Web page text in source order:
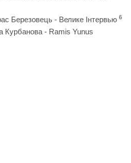
Березовець - Велике Інтервью 6
Курбанова - Ramis Yunus